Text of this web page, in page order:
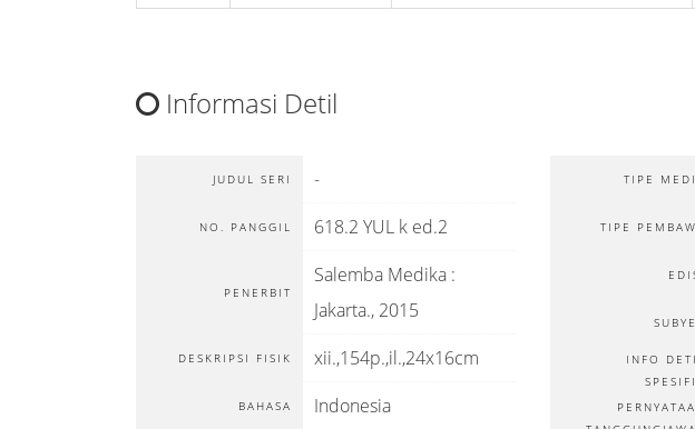
Informasi Detil
JUDUL SERI -
NO. PANGGIL 618.2 YUL k ed.2
PENERBIT
Salemba Medika :
Jakarta., 2015
DESKRIPSI FISIK xii.,154p.,il.,24x16cm
BAHASA Indonesia
TIPE
TIPE
INFO